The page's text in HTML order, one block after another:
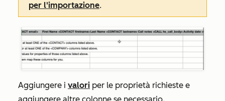
per l'importazione.
Aggiungere i valori per le proprietà richieste e